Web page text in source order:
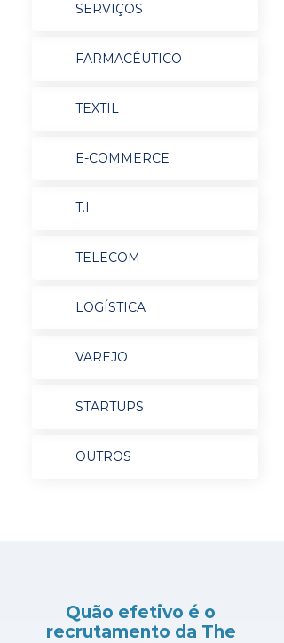
SERVIÇOS
FARMACÊUTICO
TEXTIL
E-COMMERCE
T.I
TELECOM
LOGÍSTICA
VAREJO
STARTUPS
OUTROS
Quão efetivo é o
recrutamento da The